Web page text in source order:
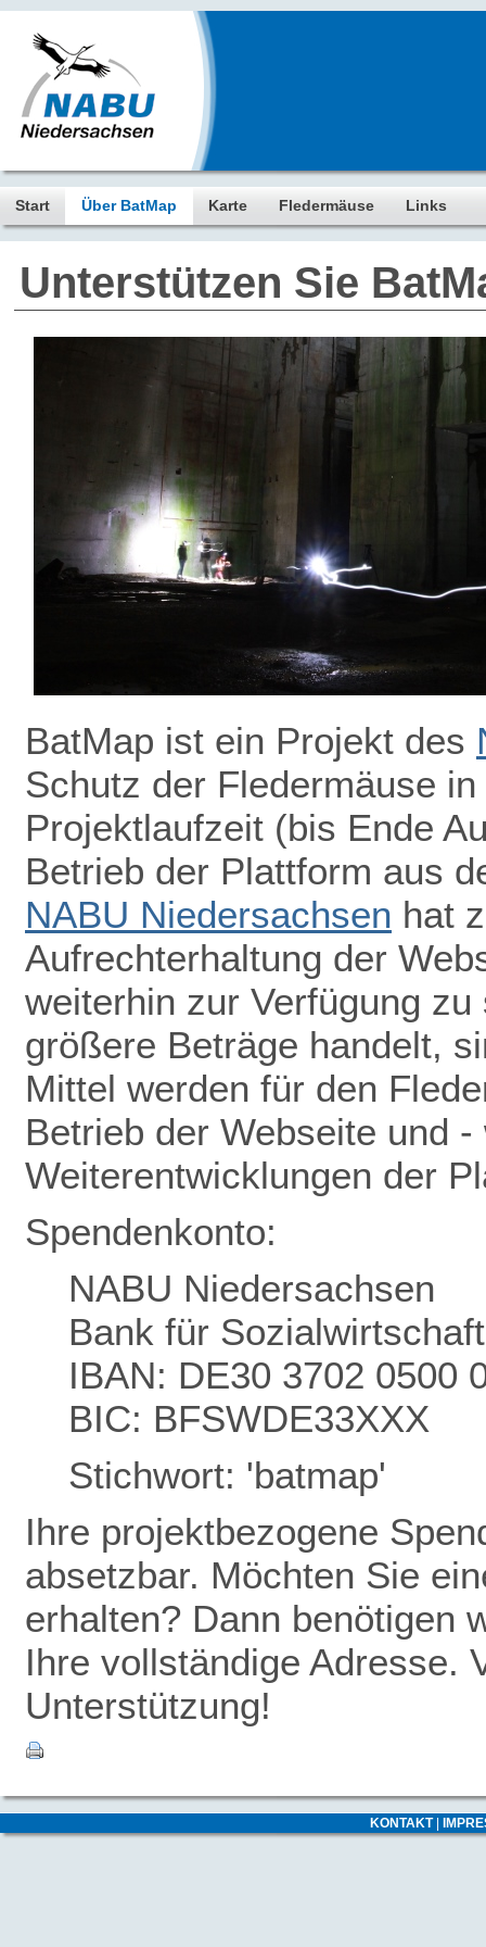
Start Über BatMap Karte Fledermäuse Links
Unterstützen Sie
BatMap ist ein Projekt des
Schutz der Fledermäuse
Projektlaufzeit (bis Ende
Betrieb der Plattform aus
NABU Niedersachsen hat
Aufrechterhaltung der
weiterhin zur Verfügung
größere Beträge handelt,
Mittel werden für den
Betrieb der Webseite und
Weiterentwicklungen der
Spendenkonto:
NABU Niedersachsen
Bank für
IBAN: DE30 3702 0500
BIC: BFSWDE33XXX
Stichwort: 'batmap'
Ihre projektbezogene
absetzbar. Möchten Sie
erhalten? Dann benötigen
Ihre vollständige Adresse.
Unterstützung!
KONTAKT|